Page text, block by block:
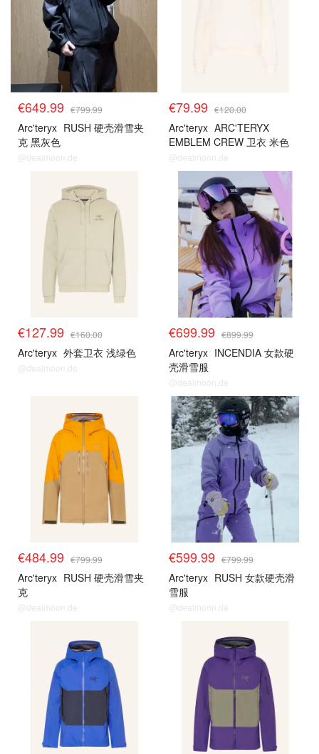
€649.99 €799.99
Arc'teryx RUSH 硬壳滑雪夹
克 黑灰色
@dealmoon.de
€79.99 €120.00
Arc'teryx ARC'TERYX
EMBLEM CREW 卫衣 米色
@dealmoon.de
€127.99 €160.00
Arc'teryx 外套卫衣 浅绿色
@dealmoon.de
€699.99 €899.99
Arc'teryx INCENDIA 女款硬
壳滑雪服
@dealmoon.de
€484.99 €799.99
Arc'teryx RUSH 硬壳滑雪夹
克
@dealmoon.de
€599.99 €799.99
Arc'teryx RUSH 女款硬壳滑
雪服
@dealmoon.de